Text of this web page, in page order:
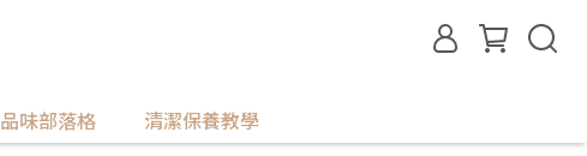
品味部落格 清潔保養教學